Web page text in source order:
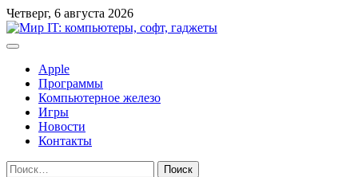
Перейти
к
содержимому
Четверг, 6 августа 2026
Apple
Программы
Компьютерное железо
Игры
Новости
Контакты
Найти: